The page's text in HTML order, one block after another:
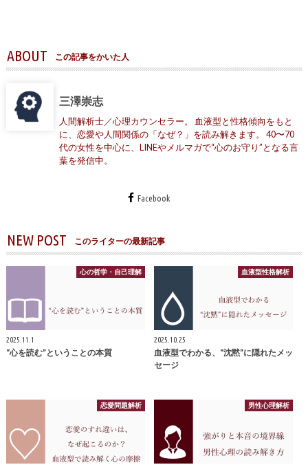
ABOUT この記事をかいた人
三澤崇志
人間解析士／心理カウンセラー。 血液型と性格傾向をもと
に、恋愛や人間関係の「なぜ？」を読み解きます。 40〜70
代の女性を中心に、LINEやメルマガで“心のお守り”となる言
葉を発信中。
Facebook
NEW POST このライターの最新記事
心の哲学・自己理解
2025.11.1
“心を読む”ということの本質
血液型性格解析
2025.10.25
血液型でわかる、“沈黙”に隠れたメッ
セージ
恋愛問題解析 男性心理解析